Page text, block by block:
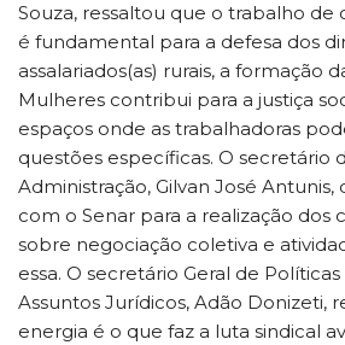
Souza, ressaltou que o trabalho de
é fundamental para a defesa dos
assalariados(as) rurais, a formação
Mulheres contribui para a justiça
espaços onde as trabalhadoras
questões específicas. O secretário
Administração, Gilvan José
com o Senar para a realização dos
sobre negociação coletiva e
essa. O secretário Geral de Políticas
Assuntos Jurídicos, Adão Donizeti,
energia é o que faz a luta sindical